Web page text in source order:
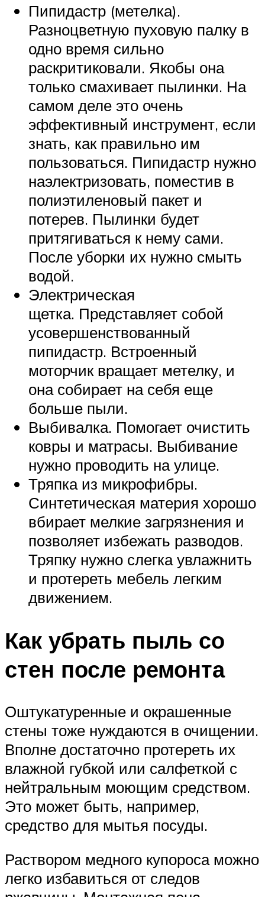
Пипидастр (метелка).
Разноцветную пуховую палку в
одно время сильно
раскритиковали. Якобы она
только смахивает пылинки. На
самом деле это очень
эффективный инструмент, если
знать, как правильно им
пользоваться. Пипидастр нужно
наэлектризовать, поместив в
полиэтиленовый пакет и
потерев. Пылинки будет
притягиваться к нему сами.
После уборки их нужно смыть
водой.
Электрическая
щетка. Представляет собой
усовершенствованный
пипидастр. Встроенный
моторчик вращает метелку, и
она собирает на себя еще
больше пыли.
Выбивалка. Помогает очистить
ковры и матрасы. Выбивание
нужно проводить на улице.
Тряпка из микрофибры.
Синтетическая материя хорошо
вбирает мелкие загрязнения и
позволяет избежать разводов.
Тряпку нужно слегка увлажнить
и протереть мебель легким
движением.
Как убрать пыль со
стен после ремонта
Оштукатуренные и окрашенные
стены тоже нуждаются в очищении.
Вполне достаточно протереть их
влажной губкой или салфеткой с
нейтральным моющим средством.
Это может быть, например,
средство для мытья посуды.
Раствором медного купороса можно
легко избавиться от следов